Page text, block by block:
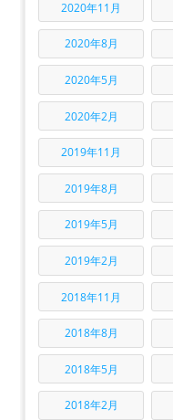
2020年11月
2020年8月
2020年5月
2020年2月
2019年11月
2019年8月
2019年5月
2019年2月
2018年11月
2018年8月
2018年5月
2018年2月